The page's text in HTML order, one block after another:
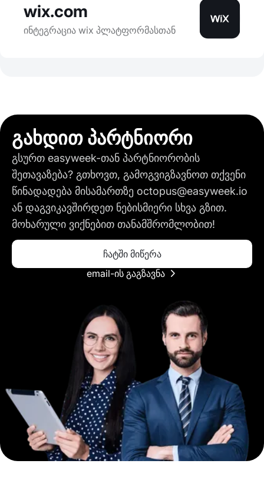
wix.com
ინტეგრაცია wix პლატფორმასთან
გახდით პარტნიორი
გსურთ easyweek-თან პარტნიორობის
შეთავაზება? გთხოვთ, გამოგვიგზავნოთ თქვენი
წინადადება მისამართზე octopus@easyweek.io
ან დაგვიკავშირდეთ ნებისმიერი სხვა გზით.
მოხარული ვიქნებით თანამშრომლობით!
ჩატში მიწერა
email-ის გაგზავნა